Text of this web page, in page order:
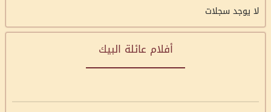
لا يوجد سجلات
أفلام عائلة البيك